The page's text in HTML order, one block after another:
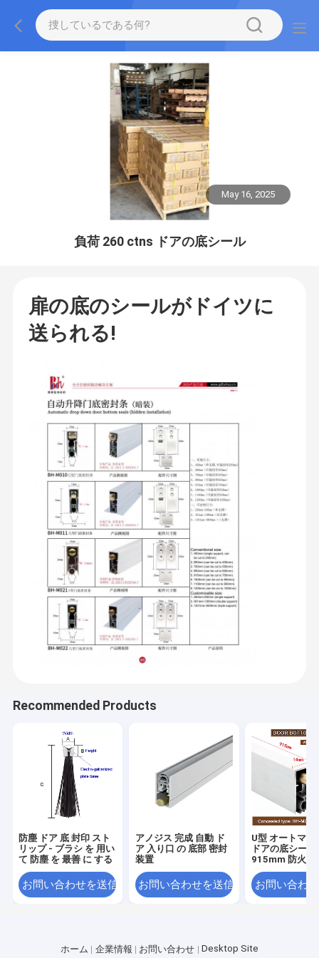
May 16, 2025
負荷 260 ctns ドアの底シール
扉の底のシールがドイツに
送られる!
Recommended Products
防塵 ドア 底 封印 スト
リップ - ブラシ を 用い
て 防塵 を 最善 に する
お問い合わせを送信
アノジス 完成 自動 ド
ア 入り口 の 底部 密封
装置
お問い合わせを送信
U型 オートマテ
ドアの底シール
915mm 防火シ
されたドロッ
シール
お問い合わ
ホーム 企業情報 お問い合わせ Desktop Site